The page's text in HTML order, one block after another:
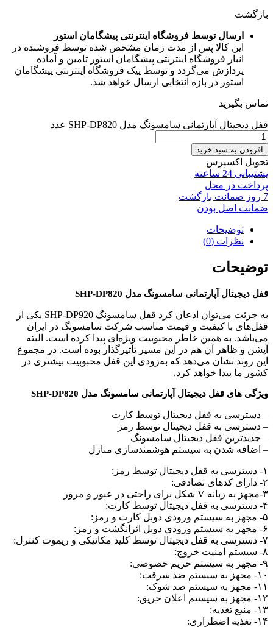
بازگشت
ارسال توسط فروشگاه اینترنتی پیشگامان استور
این کالا پس از مدت زمان مشخص شده توسط فروشنده در
انبار فروشگاه اینترنتی پیشگامان استور تامین و آماده
پردازش می‌گردد و توسط پیک فروشگاه اینترنتی پیشگامان
استور در بازه انتخابی ارسال خواهد شد.
تماس بگیرید
قفل دیجیتال آپارتمانی سامسونگ مدل SHP-DP820 عدد
افزودن به سبد خرید
تحویل اکسپرس
پشتیبانی 24 ساعته
پرداخت در محل
7 روز ضمانت بازگشت
ضمانت اصل بودن
توضیحات
نظرات (0)
توضیحات
قفل دیجیتال آپارتمانی سامسونگ مدل SHP-DP820
به جرئت می‌توان اذعان کرد قفل سامسونگ SHP-DP920 یکی از
قفل‌های با کیفیت و قیمت مناسب شرکت سامسونگ در ایران
می‌باشد. به همین خاطر محبوبیت ویژه‌ای پیدا کرده است. البته
آپشن و ظاهر آن هم در این مسیر تأثیرگذار بوده‌ است. در مجموع
این روند نشان می‌دهد که به‌زودی این قفل محبوبیت بیشتری در
کشور ما پیدا خواهد کرد.
ویژگی های قفل دیجیتال آپارتمانی سامسونگ مدل SHP-DP820
– دسترسی به قفل دیجیتال توسط کارت
– دسترسی به قفل دیجیتال توسط رمز
– جدیدترین قفل دیجیتال سامسونگ
– اضافه شدن به سیستم هوشمندسازی منازل
۱- دسترسی به قفل دیجیتال توسط رمز:
۲- دارای کدهای تصادفی:
۳-مجهز به زبانه V شکل برای راحتی در عبور و مرور
۴- دسترسی به قفل دیجیتال توسط کارت:
۵- مجهز به سیستم ورودی دوبل کارت و رمز:
۶- مجهز به سیستم ورودی دوبل اثرانگشت و رمز:
۷- دسترسی به قفل دیجیتال توسط کلید مکانیکی و ریموت کنترل:
۸- سیستم امنیت خروج:
۹- مجهز به سیستم حریم خصوصی:
۱۰- مجهز به سیستم ضد سرقت:
۱۱- مجهز به سیستم ضد شوک:
۱۲- مجهز به سیستم اعلان حریق:
۱۳- منبع تغذیه:
۱۴- تغذیه اضطراری: